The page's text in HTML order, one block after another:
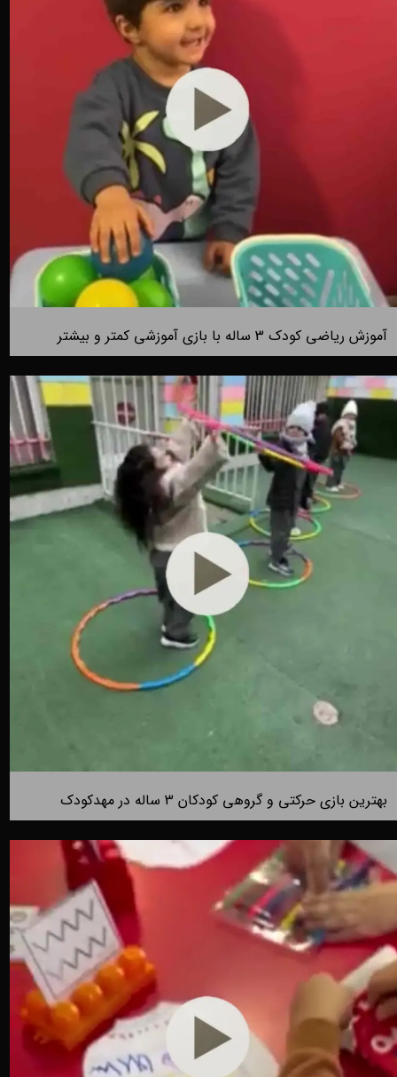
آموزش ریاضی کودک 3 ساله با بازی آموزشی کمتر و بیشتر
بهترین بازی حرکتی و گروهی کودکان 3 ساله در مهدکودک